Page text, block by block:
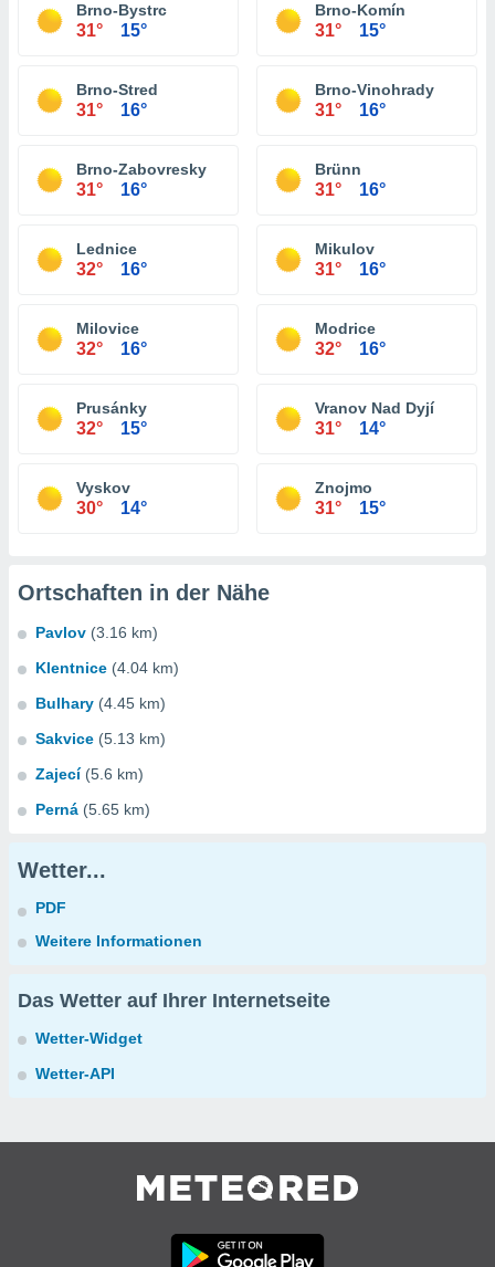
Brno-Bystrc
31° 15°
Brno-Komín
31° 15°
Brno-Stred
31° 16°
Brno-Vinohrady
31° 16°
Brno-Zabovresky
31° 16°
Brünn
31° 16°
Lednice
32° 16°
Mikulov
31° 16°
Milovice
32° 16°
Modrice
32° 16°
Prusánky
32° 15°
Vranov Nad Dyjí
31° 14°
Vyskov
30° 14°
Znojmo
31° 15°
Ortschaften in der Nähe
Pavlov (3.16 km)
Klentnice (4.04 km)
Bulhary (4.45 km)
Sakvice (5.13 km)
Zajecí (5.6 km)
Perná (5.65 km)
Wetter...
PDF
Weitere Informationen
Das Wetter auf Ihrer Internetseite
Wetter-Widget
Wetter-API